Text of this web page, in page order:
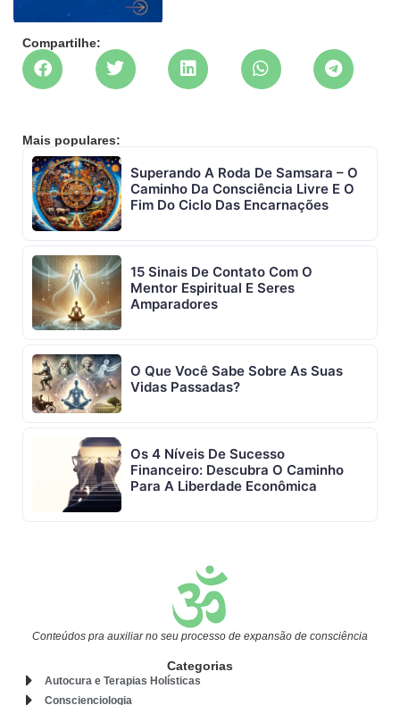
Compartilhe:
Mais populares:
Superando A Roda De Samsara – O
Caminho Da Consciência Livre E O
Fim Do Ciclo Das Encarnações
15 Sinais De Contato Com O
Mentor Espiritual E Seres
Amparadores
O Que Você Sabe Sobre As Suas
Vidas Passadas?
Os 4 Níveis De Sucesso
Financeiro: Descubra O Caminho
Para A Liberdade Econômica
Conteúdos pra auxiliar no seu processo de expansão de consciência
Categorias
Autocura e Terapias Holísticas
Conscienciologia